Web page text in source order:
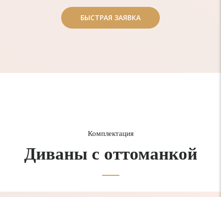
БЫСТРАЯ ЗАЯВКА
БЫСТРАЯ ЗАЯВКА
Комплектация
Диваны с оттоманкой